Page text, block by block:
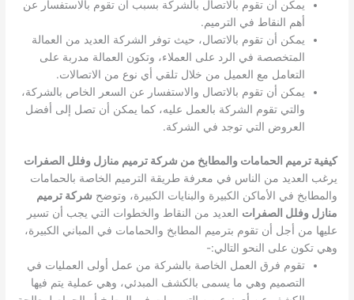
يمكن أن تقوم بالاتصال بالشركة بسبب أن تقوم بالاستفسار عن
أهم النقاط في الترميم.
يمكن أن تقوم بالاتصال، حيث توفر الشركة العديد من العمالة
المتخصصة في الرد على العملاء، وتكون العمالة مدربة على
التعامل مع العميل من خلال تلقي أي نوع من الاتصالات.
يمكن أن تقوم بالاتصال والاستفسار عن السعر الخاص بالشركة،
والتي تقوم الشركة بالعمل عليه، كما يمكن أن تصل إلى أفضل
العروض التي توجد في الشركة.
كيفية ترميم الحمامات والمطابخ من شركة ترميم منازل وفلل الصفرات
يرغب العديد من الناس في معرفة طريقة الترميم الخاصة بالحمامات
والمطابخ في الأماكن الكبيرة والبنايات الكبيرة، وتوضح شركة ترميم
منازل وفلل الصفرات العديد من النقاط والخطوات التي يجب أن تسير
عليها من أجل أن تقوم بترميم المطابخ والحمامات في المباني الكبيرة،
وهي تكون على النحو التالي:-
تقوم فرق العمل الخاصة بالشركة من عمل أولى العمليات في
التصميم وهي ما يسمى بالكشف المبدئي، وهي عملية يتم فيها